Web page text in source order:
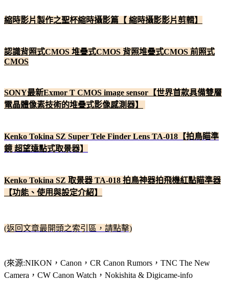
縮時影片製作之聖杯縮時攝影篇【 縮時攝影影片剪輯】
認識背照式CMOS 堆疊式CMOS 背照堆疊式CMOS 前照式
CMOS
SONY最新Exmor T CMOS image sensor【世界首款具備雙層
電晶體像素技術的堆疊式影像感測器】
Kenko Tokina SZ Super Tele Finder Lens TA-018【拍鳥瞄準
鏡 超望遠點式取景器】
Kenko Tokina SZ 取景器 TA-018 拍鳥神器拍飛機紅點瞄準器
【功能、使用與設定介紹】
(返回文章最開頭之索引區，請點擊)
(來源:NIKON，Canon，CR Canon Rumors，TNC The New
Camera，CW Canon Watch，Nokishita & Digicame-info